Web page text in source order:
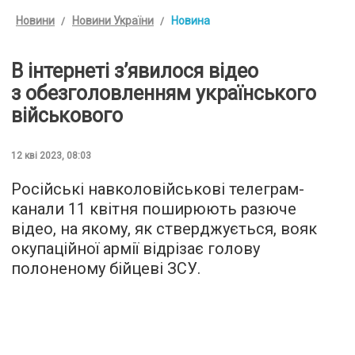
Новини Новини України Новина
В інтернеті з’явилося відео
з обезголовленням українського
військового
12 кві 2023, 08:03
Російські навколовійськові телеграм-
канали 11 квітня поширюють разюче
відео, на якому, як стверджується, вояк
окупаційної армії відрізає голову
полоненому бійцеві ЗСУ.